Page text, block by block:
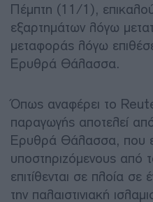
Πέμπτη (11/1),
εξαρτημάτων λόγω
μεταφοράς λόγω
Ερυθρά Θάλασσα.
Όπως αναφέρει το
παραγωγής αποτελεί
Ερυθρά Θάλασσα, που
υποστηριζόμενους από
επιτίθενται σε πλοία
την παλαιστινιακή